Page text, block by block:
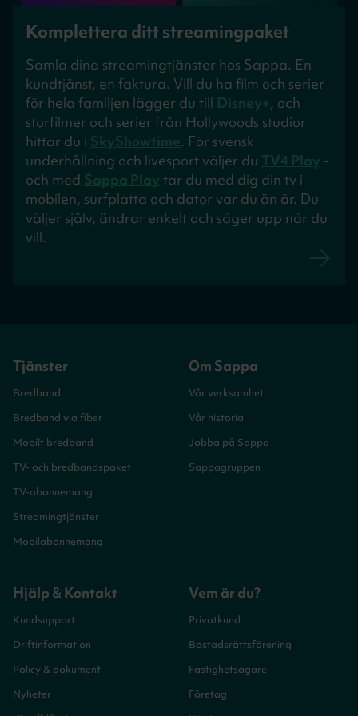
Komplettera ditt streamingpaket
Samla dina streamingtjänster hos Sappa. En
kundtjänst, en faktura. Vill du ha film och serier
för hela familjen lägger du till Disney+, och
storfilmer och serier från Hollywoods studior
hittar du i SkyShowtime. För svensk
underhållning och livesport väljer du TV4 Play -
och med Sappa Play tar du med dig din tv i
mobilen, surfplatta och dator var du än är. Du
väljer själv, ändrar enkelt och säger upp när du
vill.
Tjänster
Bredband
Bredband via fiber
Mobilt bredband
TV- och bredbandspaket
TV-abonnemang
Streamingtjänster
Mobilabonnemang
Om Sappa
Vår verksamhet
Vår historia
Jobba på Sappa
Sappagruppen
Hjälp & Kontakt
Kundsupport
Driftinformation
Policy & dokument
Nyheter
Vem är du?
Privatkund
Bostadsrättsförening
Fastighetsägare
Företag